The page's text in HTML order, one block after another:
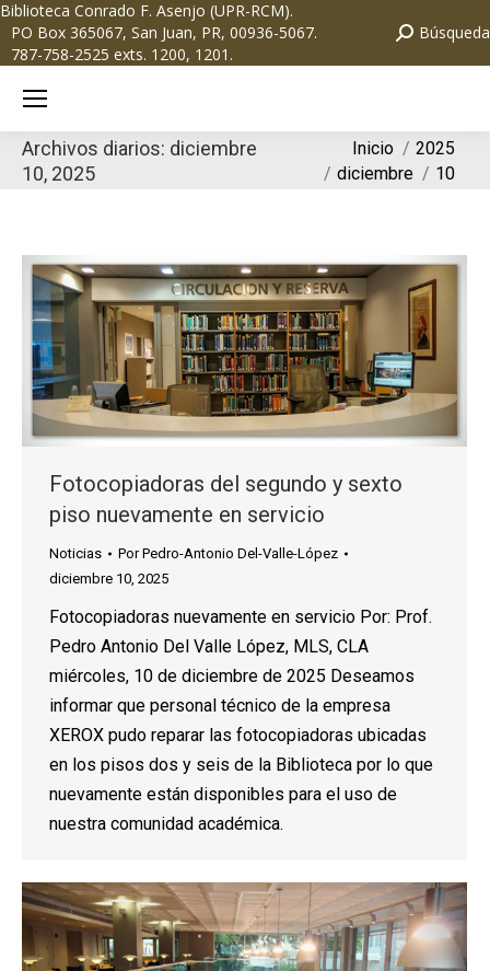
Biblioteca Conrado F. Asenjo (UPR-RCM).
PO Box 365067, San Juan, PR, 00936-5067.
787-758-2525 exts. 1200, 1201.
Búsqueda
Archivos diarios: diciembre
10, 2025
Inicio
2025
diciembre
10
Fotocopiadoras del segundo y sexto
piso nuevamente en servicio
Noticias PorPedro-Antonio Del-Valle-López
diciembre 10, 2025
Fotocopiadoras nuevamente en servicio Por: Prof.
Pedro Antonio Del Valle López, MLS, CLA
miércoles, 10 de diciembre de 2025 Deseamos
informar que personal técnico de la empresa
XEROX pudo reparar las fotocopiadoras ubicadas
en los pisos dos y seis de la Biblioteca por lo que
nuevamente están disponibles para el uso de
nuestra comunidad académica.